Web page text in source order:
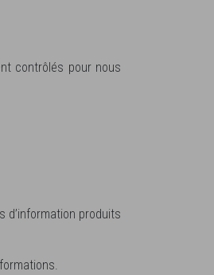
contrôlés pour nous
produits